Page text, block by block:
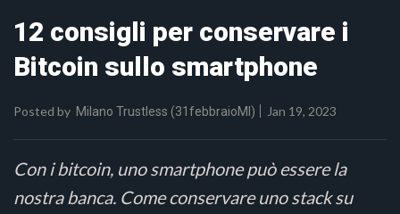
12 consigli per conservare i
Bitcoin sullo smartphone
Posted by Milano Trustless (31febbraioMI) Jan 19, 2023
Con i bitcoin, uno smartphone può essere la
nostra banca. Come conservare uno stack su